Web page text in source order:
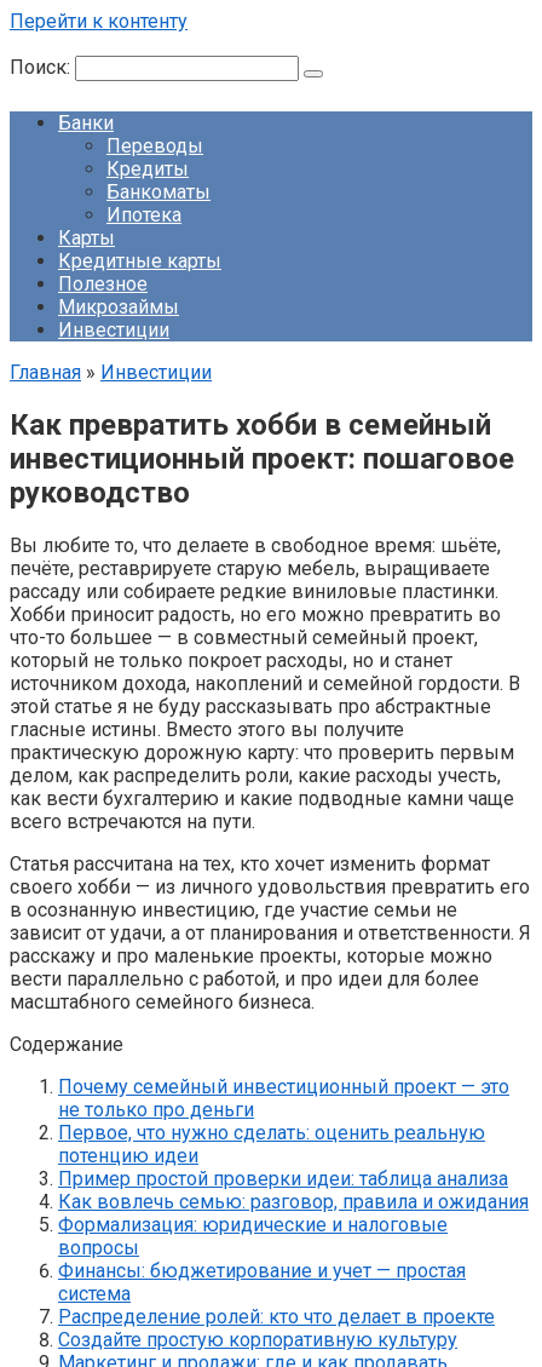
Перейти к контенту
Поиск:
Банки
Переводы
Кредиты
Банкоматы
Ипотека
Карты
Кредитные карты
Полезное
Микрозаймы
Инвестиции
Главная » Инвестиции
Как превратить хобби в семейный
инвестиционный проект: пошаговое
руководство
Вы любите то, что делаете в свободное время: шьёте,
печёте, реставрируете старую мебель, выращиваете
рассаду или собираете редкие виниловые пластинки.
Хобби приносит радость, но его можно превратить во
что-то большее — в совместный семейный проект,
который не только покроет расходы, но и станет
источником дохода, накоплений и семейной гордости. В
этой статье я не буду рассказывать про абстрактные
гласные истины. Вместо этого вы получите
практическую дорожную карту: что проверить первым
делом, как распределить роли, какие расходы учесть,
как вести бухгалтерию и какие подводные камни чаще
всего встречаются на пути.
Статья рассчитана на тех, кто хочет изменить формат
своего хобби — из личного удовольствия превратить его
в осознанную инвестицию, где участие семьи не
зависит от удачи, а от планирования и ответственности. Я
расскажу и про маленькие проекты, которые можно
вести параллельно с работой, и про идеи для более
масштабного семейного бизнеса.
Содержание
Почему семейный инвестиционный проект — это
не только про деньги
Первое, что нужно сделать: оценить реальную
потенцию идеи
Пример простой проверки идеи: таблица анализа
Как вовлечь семью: разговор, правила и ожидания
Формализация: юридические и налоговые
вопросы
Финансы: бюджетирование и учет — простая
система
Распределение ролей: кто что делает в проекте
Создайте простую корпоративную культуру